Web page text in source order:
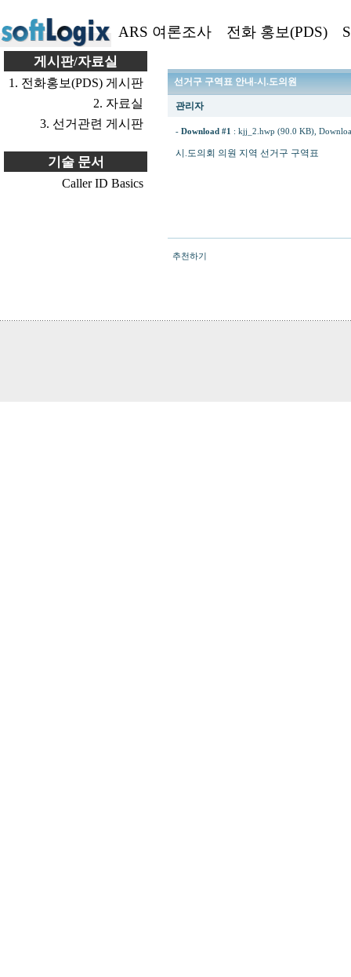
ARS 여론조사 전화 홍보(PDS)
게시판/자료실
1. 전화홍보(PDS) 게시판
2. 자료실
3. 선거관련 게시판
기술 문서
Caller ID Basics
선거구 구역표 안내-시.도의원
관리자
- Download #1 : kjj_2.hwp (90.0 KB) ,
시.도의회 의원 지역 선거구 구역표
추천하기